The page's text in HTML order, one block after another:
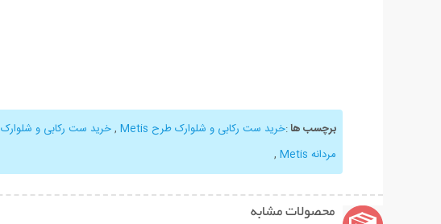
برچسب ها:خرید ست رکابی و شلوارک طرح Metis ,خرید ست رکابی و شلوارک
مردانه Metis
,
محصولات مشابه